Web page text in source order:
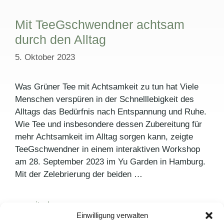
Einwilligung verwalten
Mit TeeGschwendner achtsam
durch den Alltag
5. Oktober 2023
Was Grüner Tee mit Achtsamkeit zu tun hat Viele
Menschen verspüren in der Schnelllebigkeit des
Alltags das Bedürfnis nach Entspannung und Ruhe.
Wie Tee und insbesondere dessen Zubereitung für
mehr Achtsamkeit im Alltag sorgen kann, zeigte
TeeGschwendner in einem interaktiven Workshop
am 28. September 2023 im Yu Garden in Hamburg.
Mit der Zelebrierung der beiden …
weiterlesen >